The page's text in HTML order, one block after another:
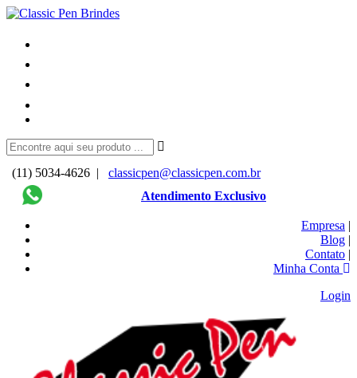
(11) 5034-4626 |
classicpen@classicpen.com.br
Atendimento Exclusivo
Empresa |
Blog |
Contato |
Minha Conta
Login